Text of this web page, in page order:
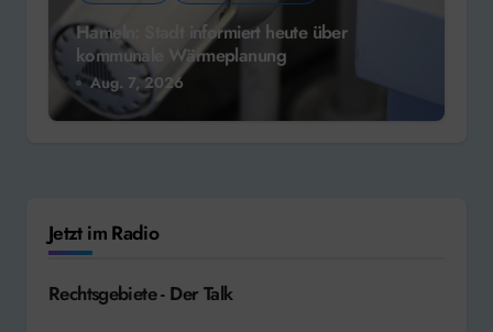
Hameln: Stadt informiert heute über
kommunale Wärmeplanung
Aug. 7, 2026
Jetzt im Radio
Rechtsgebiete - Der Talk